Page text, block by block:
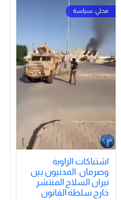
اشتباكات الزاوية
وصرمان: المدنيون بين
نيران السلاح المنتشر
خارج سلطة القانون